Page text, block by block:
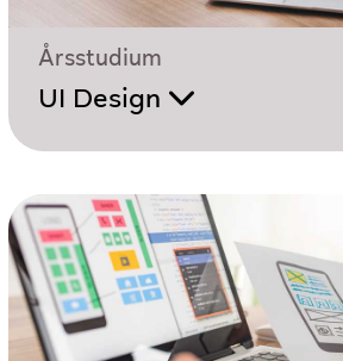
Årsstudium
UI Design